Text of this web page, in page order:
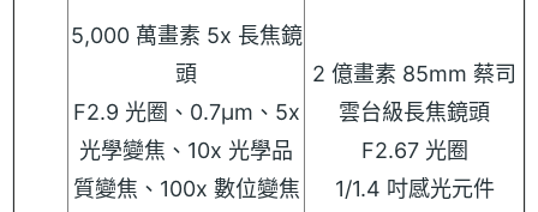
5,000 萬畫素 5x 長焦鏡
頭
F2.9 光圈、0.7µm、5x
光學變焦、10x 光學品
質變焦、100x 數位變焦
2 億畫素 85mm 蔡司
雲台級長焦鏡頭
F2.67 光圈
1/1.4 吋感光元件